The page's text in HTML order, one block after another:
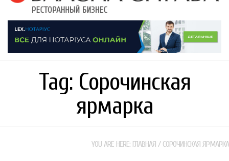
МОНІТОРИНГ ЗАКОНОДАВСТВА
ФРАНЧАЙЗИНГTag: Сорочинская
ярмарка
YOU ARE HERE: ГЛАВНАЯ / СОРОЧИНСКАЯ ЯРМАРКА